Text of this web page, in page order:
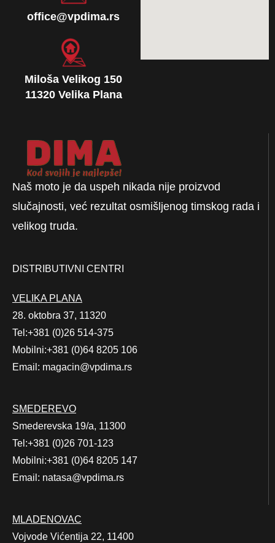
office@vpdima.rs
Miloša Velikog 150
11320 Velika Plana
Naš moto je da uspeh nikada nije proizvod
slučajnosti, već rezultat osmišljenog timskog rada i
velikog truda.
DISTRIBUTIVNI CENTRI
VELIKA PLANA
28. oktobra 37, 11320
Tel:+381 (0)26 514-375
Mobilni:+381 (0)64 8205 106
Email: magacin@vpdima.rs
SMEDEREVO
Smederevska 19/a, 11300
Tel:+381 (0)26 701-123
Mobilni:+381 (0)64 8205 147
Email: natasa@vpdima.rs
MLADENOVAC
Vojvode Vićentija 22, 11400